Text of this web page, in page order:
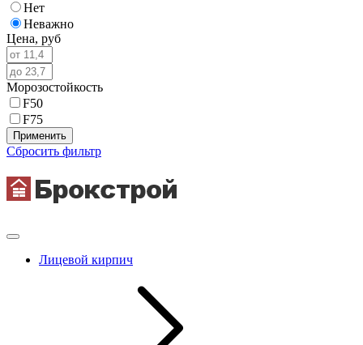
Нет
Неважно
Цена, руб
Морозостойкость
F50
F75
Применить
Сбросить фильтр
Лицевой кирпич